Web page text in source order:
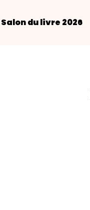
Salon du livre 2026